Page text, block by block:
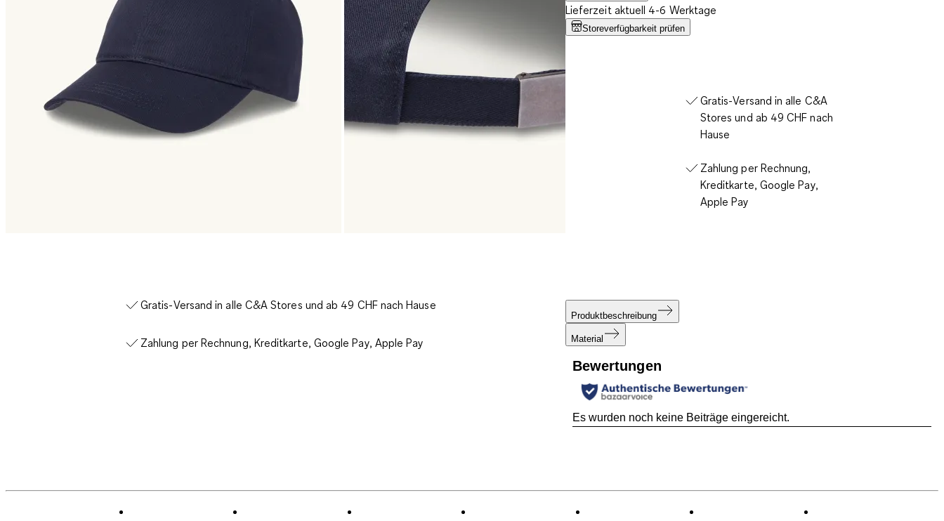
Gratis-Versand in alle C&A Stores und ab 49 CHF nach Hause
Zahlung per Rechnung, Kreditkarte, Google Pay, Apple Pay
Lieferzeit aktuell 4-6 Werktage
Storeverfügbarkeit prüfen
Gratis-Versand in alle C&A
Stores und ab 49 CHF nach
Hause
Zahlung per Rechnung,
Kreditkarte, Google Pay,
Apple Pay
Produktbeschreibung
Material
Bewertungen
Es wurden noch keine Beiträge eingereicht.